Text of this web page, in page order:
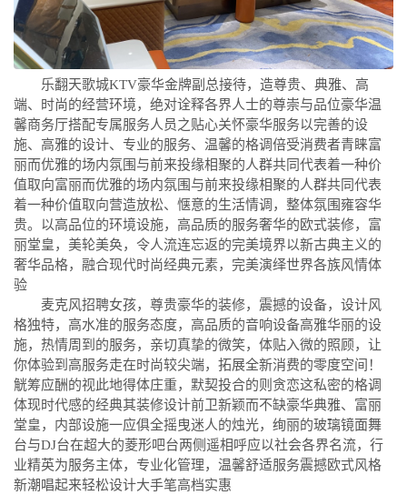
乐翻天歌城KTV豪华金牌副总接待，造尊贵、典雅、高
端、时尚的经营环境，绝对诠释各界人士的尊崇与品位豪华温
馨商务厅搭配专属服务人员之贴心关怀豪华服务以完善的设
施、高雅的设计、专业的服务、温馨的格调倍受消费者青睐富
丽而优雅的场内氛围与前来投缘相聚的人群共同代表着一种价
值取向富丽而优雅的场内氛围与前来投缘相聚的人群共同代表
着一种价值取向营造放松、惬意的生活情调，整体氛围雍容华
贵。以高品位的环境设施，高品质的服务奢华的欧式装修，富
丽堂皇，美轮美奂，令人流连忘返的完美境界以新古典主义的
奢华品格，融合现代时尚经典元素，完美演绎世界各族风情体
验
麦克风招聘女孩，尊贵豪华的装修，震撼的设备，设计风
格独特，高水准的服务态度，高品质的音响设备高雅华丽的设
施，热情周到的服务，亲切真挚的微笑，体贴入微的照顾，让
你体验到高服务走在时尚较尖端，拓展全新消费的零度空间！
觥筹应酬的视此地得体庄重，默契投合的则贪恋这私密的格调
体现时代感的经典其装修设计前卫新颖而不缺豪华典雅、富丽
堂皇，内部设施一应俱全摇曳迷人的烛光，绚丽的玻璃镜面舞
台与DJ台在超大的菱形吧台两侧遥相呼应以社会各界名流，行
业精英为服务主体，专业化管理，温馨舒适服务震撼欧式风格
新潮唱起来轻松设计大手笔高档实惠